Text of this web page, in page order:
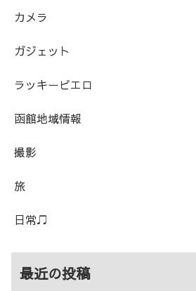
カメラ
ガジェット
ラッキーピエロ
函館地域情報
撮影
旅
日常♫
最近の投稿